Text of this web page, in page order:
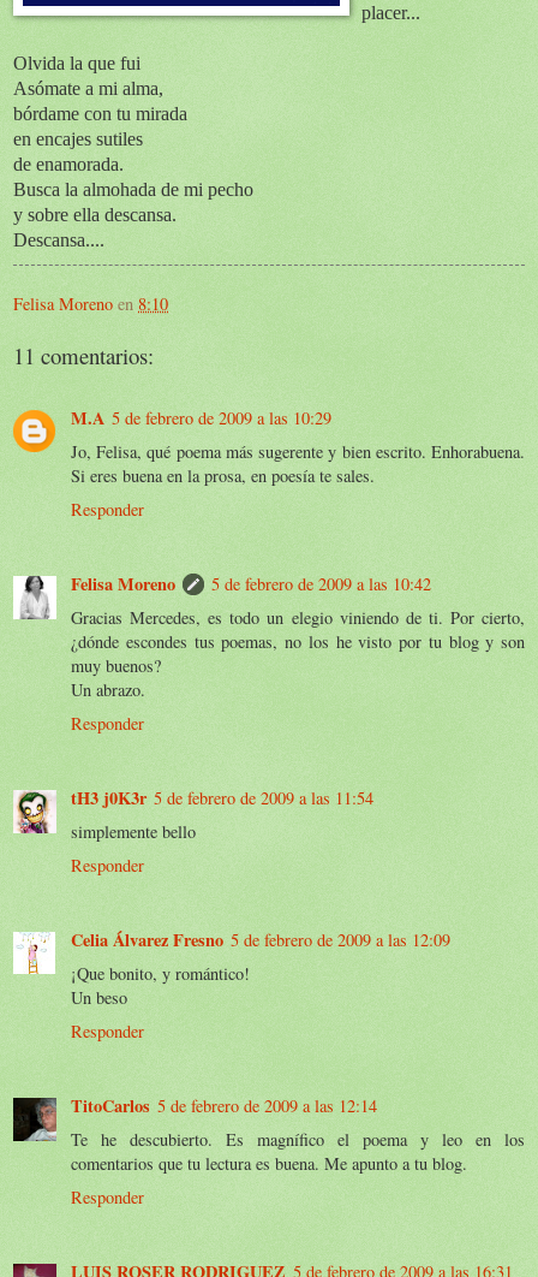
placer...
Olvida la que fui
Asómate a mi alma,
bórdame con tu mirada
en encajes sutiles
de enamorada.
Busca la almohada de mi pecho
y sobre ella descansa.
Descansa....
Felisa Moreno en 8:10
11 comentarios:
M.A 5 de febrero de 2009 a las 10:29
Jo, Felisa, qué poema más sugerente y bien escrito. Enhorabuena.
Si eres buena en la prosa, en poesía te sales.
Responder
Felisa Moreno
5 de febrero de 2009 a las 10:42
Gracias Mercedes, es todo un elegio viniendo de ti. Por cierto,
¿dónde escondes tus poemas, no los he visto por tu blog y son
muy buenos?
Un abrazo.
Responder
tH3 j0K3r 5 de febrero de 2009 a las 11:54
simplemente bello
Responder
Celia Álvarez Fresno 5 de febrero de 2009 a las 12:09
¡Que bonito, y romántico!
Un beso
Responder
TitoCarlos 5 de febrero de 2009 a las 12:14
Te he descubierto. Es magnífico el poema y leo en los
comentarios que tu lectura es buena. Me apunto a tu blog.
Responder
LUIS ROSER RODRIGUEZ 5 de febrero de 2009 a las 16:31